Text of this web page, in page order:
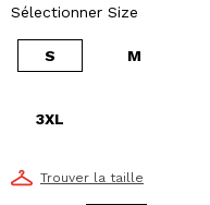
Sélectionner Size
S M
3XL
Trouver la taille